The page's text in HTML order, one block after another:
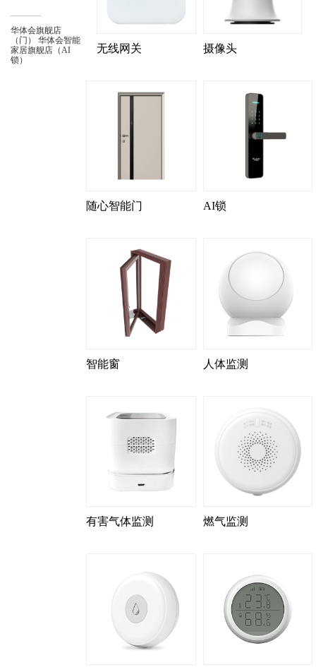
华体会旗舰店
（门）
华体会智能
家居旗舰店（AI
锁）
无线网关 摄像头
随心智能门 AI锁
智能窗 人体监测
有害气体监测 燃气监测